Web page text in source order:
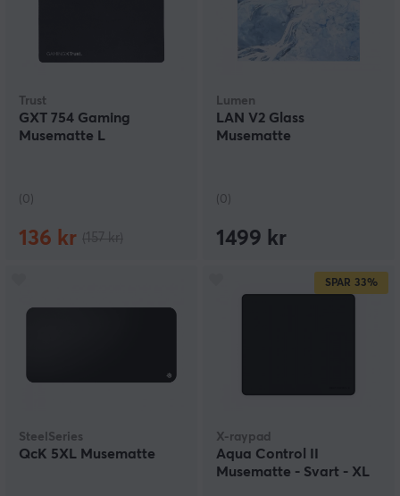
Trust
GXT 754 Gaming
Musematte L
(0)
136 kr
Lumen
LAN V2 Glass
Musematte
(0)
1499 kr
SteelSeries
QcK 5XL Musematte
SPAR 33%
X-raypad
Aqua Control II
Musematte - Svart - XL